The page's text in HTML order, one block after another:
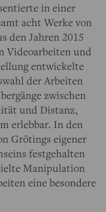
in einer
acht Werke von
den Jahren 2015
Videoarbeiten und
entwickelte
der Arbeiten
zwischen
und Distanz,
erlebbar. In den
Grötings eigener
festgehalten
Manipulation
eine besondere